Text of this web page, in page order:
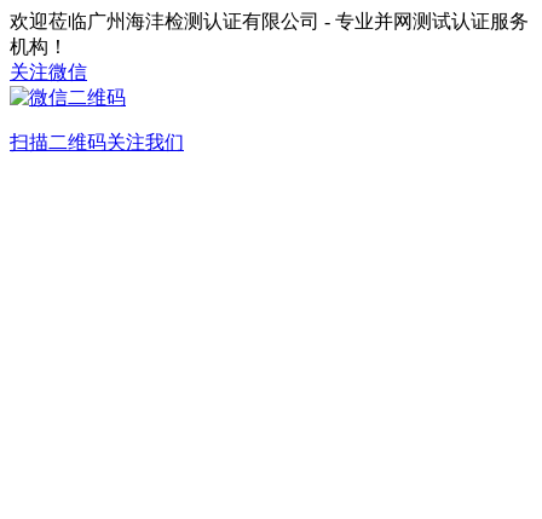
欢迎莅临广州海沣检测认证有限公司 - 专业并网测试认证服务
机构！
关注微信
扫描二维码关注我们